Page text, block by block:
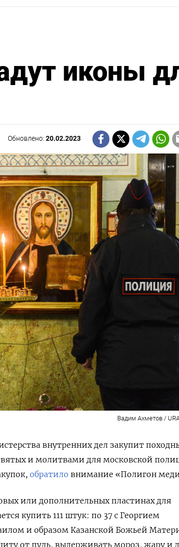
иконы
Обновлено:20.02.2023
Вадим Ахметов /
внутренних дел закупит
и молитвами для московской
обратило внимание «Полигон
или дополнительных пластинах для
купить 111 штук: по 37 с Георгием
и образом Казанской Божьей
от пуль, выдерживать мороз, жару и